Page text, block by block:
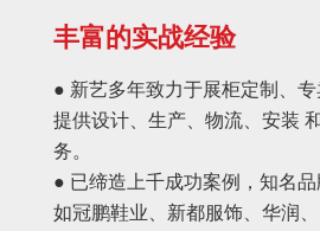
丰富的实战经验
● 新艺多年致力于展柜定制、
提供设计、生产、物流、安装
务。
● 已缔造上千成功案例，知名品
如冠鹏鞋业、新都服饰、华润、